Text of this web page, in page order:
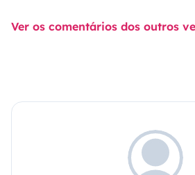
Ver os comentários dos outros